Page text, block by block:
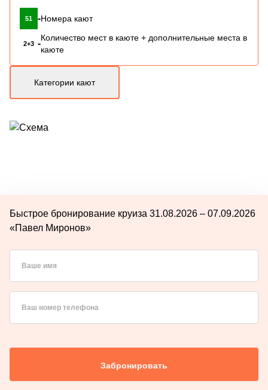
51 -Номера кают
2+3 -
Количество мест в каюте + дополнительные места в
каюте
Категории кают
Быстрое бронирование круиза 31.08.2026 – 07.09.2026
«Павел Миронов»
Ваше имя
Ваш номер телефона
Забронировать